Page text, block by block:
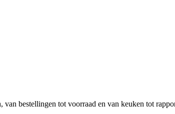
bestellingen tot voorraad en van keuken tot